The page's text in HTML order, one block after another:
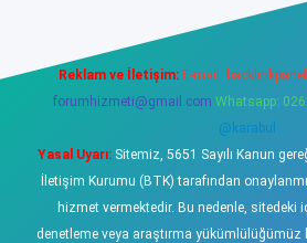
Reklam ve İletişim: E-mail:
forumhizmeti@gmail.com Whatsapp:
@karabul
Yasal Uyarı:Sitemiz, 5651 Sayılı Kanun
İletişim Kurumu (BTK) tarafından
hizmet vermektedir. Bu nedenle, sitedeki
denetleme veya araştırma yükümlülüğümüz